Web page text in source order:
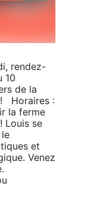
rendez-
10
de la
Horaires :
la ferme
Louis se
et
Venez